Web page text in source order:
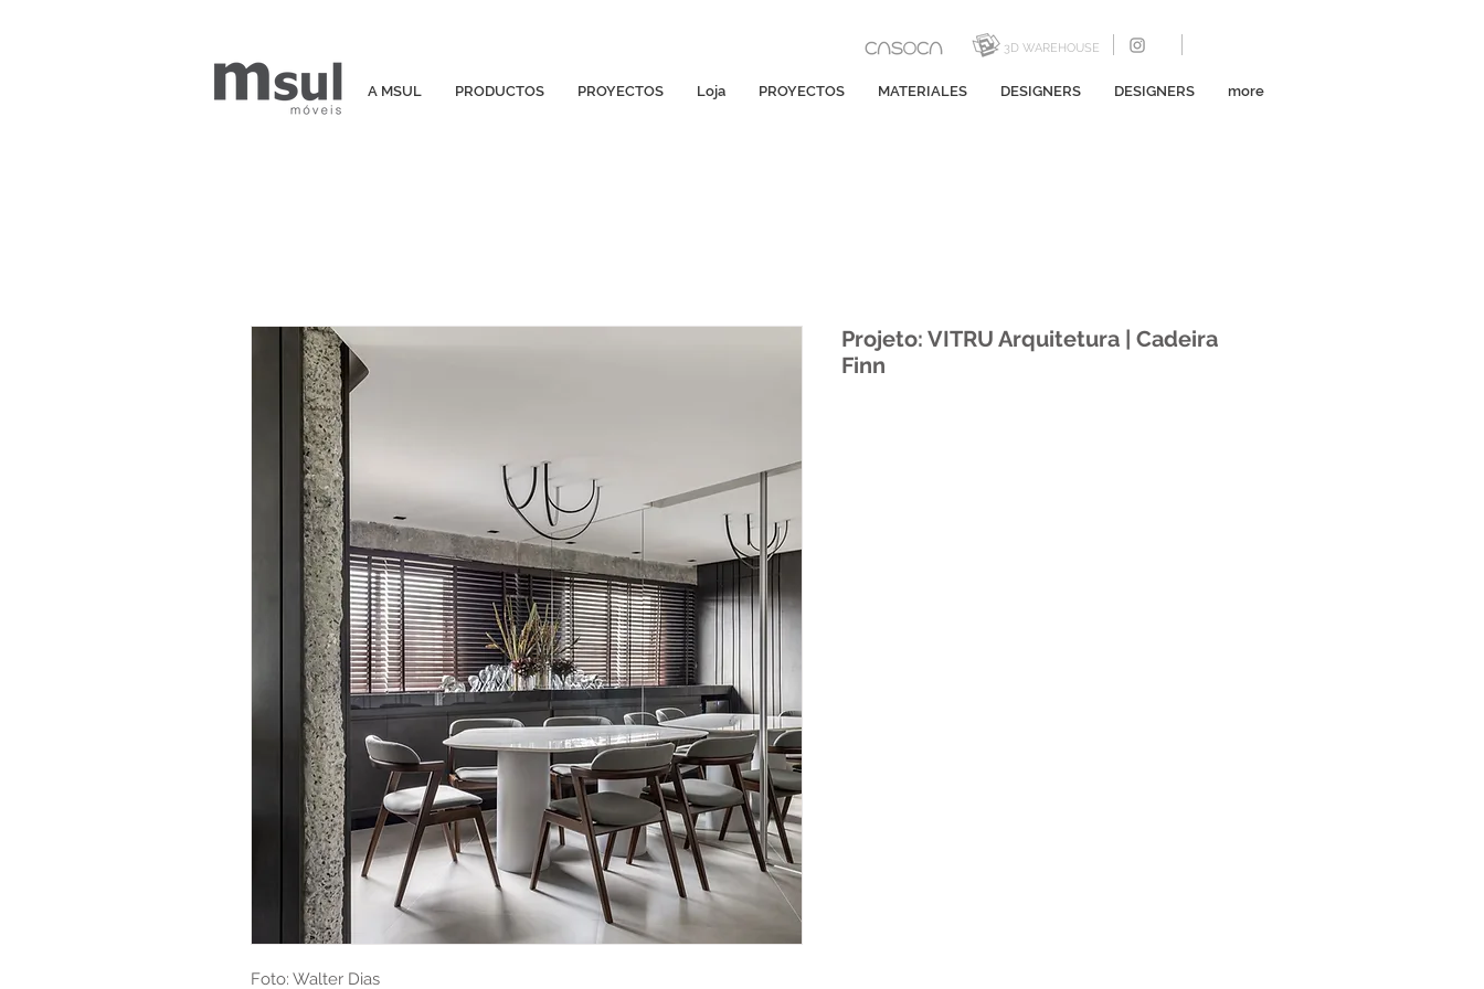
A MSUL PRODUCTOS PROYECTOS Loja PROYECTOS MATERIALES DESIGNERS DESIGNERS more
3D WAREHOUSE
Foto: Walter Dias
Projeto: VITRU Arquitetura | Cadeira
Finn